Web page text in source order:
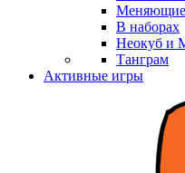
В наборах
Неокуб и
Танграм
Активные игры